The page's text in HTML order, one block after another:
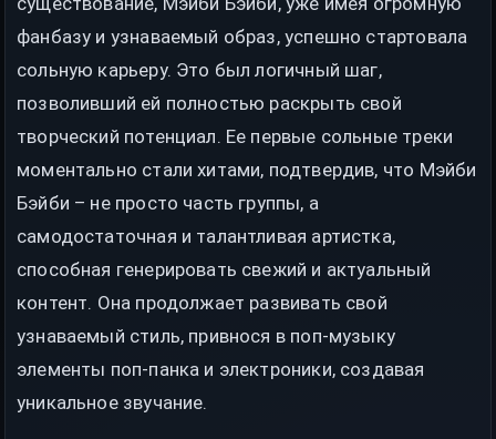
фанбазу и узнаваемый образ, успешно стартовала
сольную карьеру. Это был логичный шаг,
позволивший ей полностью раскрыть свой
творческий потенциал. Ее первые сольные треки
моментально стали хитами, подтвердив, что Мэйби
Бэйби – не просто часть группы, а
самодостаточная и талантливая артистка,
способная генерировать свежий и актуальный
контент. Она продолжает развивать свой
узнаваемый стиль, привнося в поп-музыку
элементы поп-панка и электроники, создавая
уникальное звучание.